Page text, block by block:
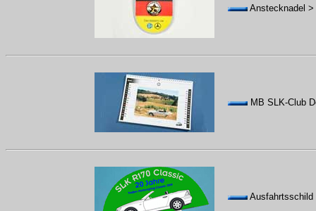
Anstecknadel
MB SLK-Club
Ausfahrtsschild